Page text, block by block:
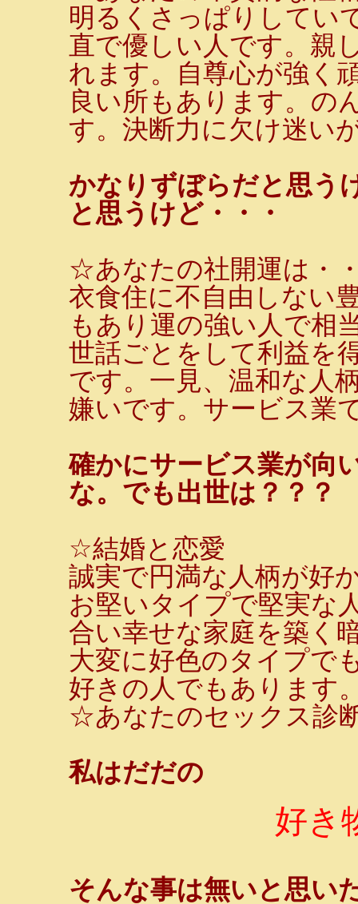
明るくさっぱりしてい
直で優しい人です。親
れます。自尊心が強く
良い所もあります。の
す。決断力に欠け迷い
かなりずぼらだと思う
と思うけど・・・
☆あなたの社開運は・
衣食住に不自由しない
もあり運の強い人で相
世話ごとをして利益を
です。一見、温和な人
嫌いです。サービス業
確かにサービス業が向
な。でも出世は？？？
☆結婚と恋愛
誠実で円満な人柄が好
お堅いタイプで堅実な
合い幸せな家庭を築く
大変に好色のタイプで
好きの人でもあります
☆あなたのセックス診
私はだだの
好き
そんな事は無いと思い